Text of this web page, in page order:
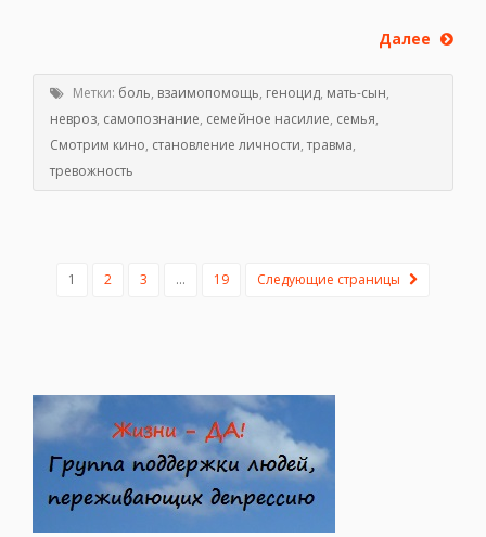
Далее
Метки: боль, взаимопомощь, геноцид, мать-сын,
невроз, самопознание, семейное насилие, семья,
Смотрим кино, становление личности,травма,
тревожность
1 2 3 … 19 Следующие страницы